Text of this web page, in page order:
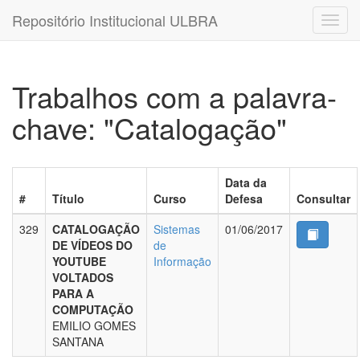
Repositório Institucional ULBRA
Trabalhos com a palavra-
chave: "Catalogação"
# Título Curso
Data da
Defesa
Consultar
329
CATALOGAÇÃO
DE VÍDEOS DO
YOUTUBE
VOLTADOS
PARA A
COMPUTAÇÃO
EMILIO GOMES
SANTANA
Sistemas
de
Informação
01/06/2017